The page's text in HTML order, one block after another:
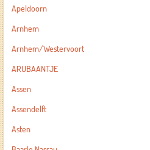
Apeldoorn
Arnhem
Arnhem/Westervoort
ARUBAANTJE
Assen
Assendelft
Asten